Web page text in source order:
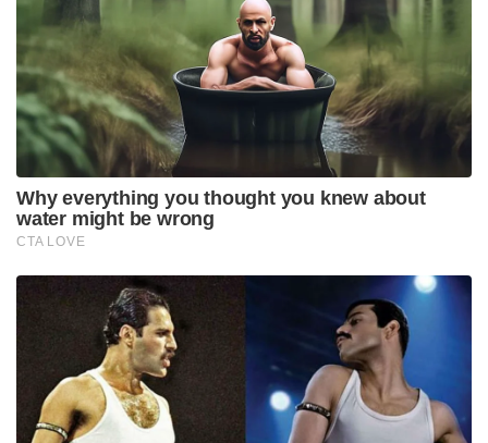
പാർട്ടിക്ക് വേണ്ടി പ്രതികരിച്ചതിനാണ് കള്ളക്കേസിൽ
ജയിലിൽ അടയ്ക്കപ്പെട്ടത്, പിന്തുണ വേണ്ട, പിന്നിൽ
നിന്ന് കുത്തരുത്; ജയരാജനെതിരെ ആഞ്ഞടിച്ച്
അർജുൻ ആയങ്കി
സാധാരണക്കാർക്കും ചെറുകിട വ്യാപാരികൾക്കും ഒരു
തരത്തിലുള്ള ട്രാൻസാക്ഷൻ നിരക്കുകളും ഈടാക്കില്ല
; യു.പി.ഐ നിയമഭേദഗതിയിൽ വ്യക്തത വരുത്തി
കേന്ദ്രസർക്കാർ
മതപരമായ വ്യക്തിനിയമങ്ങൾക്ക് പകരമായി എല്ലാ
കൊണ്ടുവരിക എന്നതാണ് യുസിസി ലക്ഷ്യമിടുന്നത്.
ഔദ്യോഗികമായി കരട് പുറത്തുവിട്ടിട്ടില്ലെങ്കിലും
ഉത്തരാഖണ്ഡ് മോഡൽ പിന്തുടർന്നാകും ബംഗാളിലും
നിയമം വരിക എന്നാണ് സൂചന. ബഹുഭാര്യത്വ
നിരോധനം, ​ലിവ്-ഇൻ റിലേഷൻഷിപ്പ് രജിസ്ട്രേഷൻ,
ആൺമക്കൾക്കും പെൺമക്കൾക്കും തുല്യ